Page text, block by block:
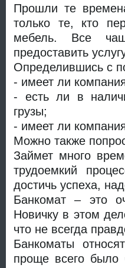
Прошли те
только те, кто
мебель. Все
предоставить
Определившись с
- имеет ли
- есть ли в
грузы;
- имеет ли
Можно также
Займет много
трудоемкий
достичь успеха,
Банкомат – это
Новичку в этом
что не всегда
Банкоматы
проще всего было